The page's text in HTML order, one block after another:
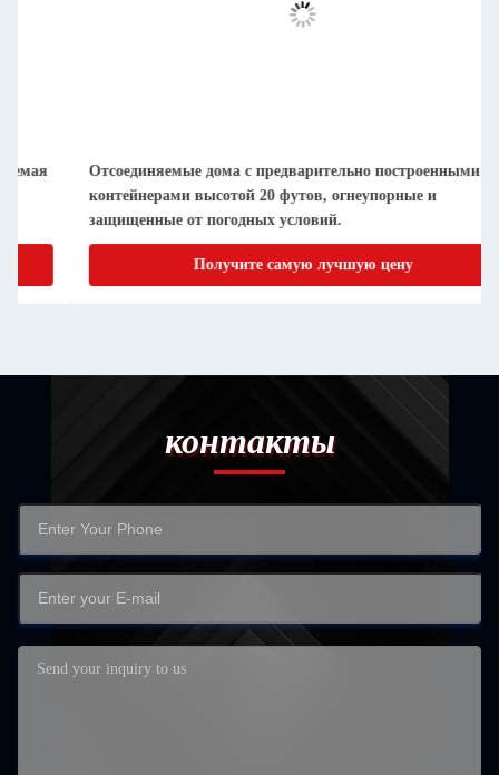
Компактные, съемные, сборные контейнерные дома,
очищаемые и пылестойкие
Получите самую лучшую цену
контакты